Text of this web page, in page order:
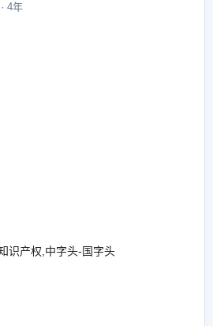
4年
识产权,中字头-国字头